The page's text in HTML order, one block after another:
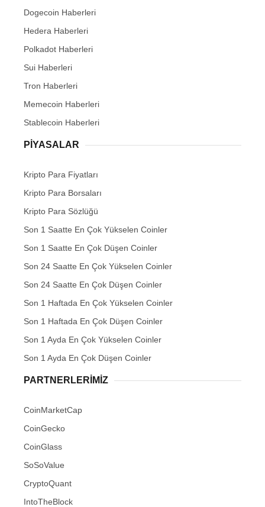
Dogecoin Haberleri
Hedera Haberleri
Polkadot Haberleri
Sui Haberleri
Tron Haberleri
Memecoin Haberleri
Stablecoin Haberleri
PIYASALAR
Kripto Para Fiyatları
Kripto Para Borsaları
Kripto Para Sözlüğü
Son 1 Saatte En Çok Yükselen Coinler
Son 1 Saatte En Çok Düşen Coinler
Son 24 Saatte En Çok Yükselen Coinler
Son 24 Saatte En Çok Düşen Coinler
Son 1 Haftada En Çok Yükselen Coinler
Son 1 Haftada En Çok Düşen Coinler
Son 1 Ayda En Çok Yükselen Coinler
Son 1 Ayda En Çok Düşen Coinler
PARTNERLERIMIZ
CoinMarketCap
CoinGecko
CoinGlass
SoSoValue
CryptoQuant
IntoTheBlock